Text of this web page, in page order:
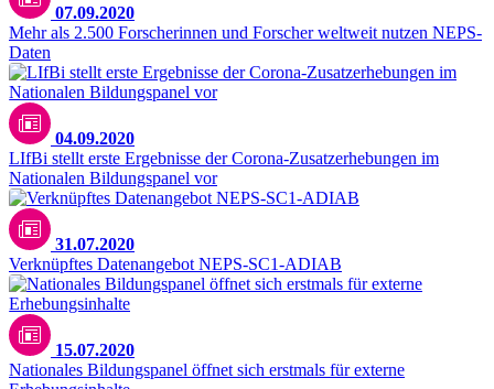
07.09.2020
Mehr als 2.500 Forscherinnen und Forscher weltweit nutzen NEPS-
Daten
04.09.2020
LIfBi stellt erste Ergebnisse der Corona-Zusatzerhebungen im
Nationalen Bildungspanel vor
31.07.2020
Verknüpftes Datenangebot NEPS-SC1-ADIAB
15.07.2020
Nationales Bildungspanel öffnet sich erstmals für externe